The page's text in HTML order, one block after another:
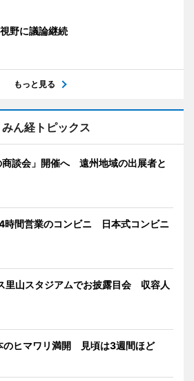
野に議論継続
もっと見る
みん経トピックス
商談会」開催へ 遠州地域の出展者と
時間営業のコンビニ 日本式コンビニ
里山スタジアムでお披露目会 収容人
のヒマワリ満開 見頃は3週間ほど